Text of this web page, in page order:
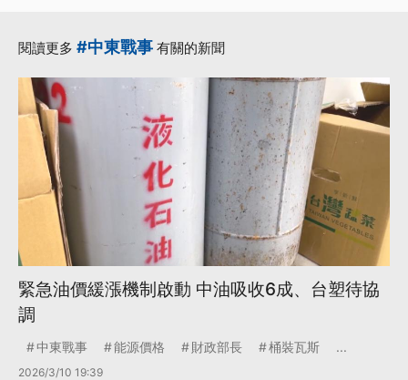
閱讀更多 #中東戰事 有關的新聞
緊急油價緩漲機制啟動 中油吸收6成、台塑待協
調
中東戰事 能源價格 財政部長 桶裝瓦斯 ...
2026/3/10 19:39